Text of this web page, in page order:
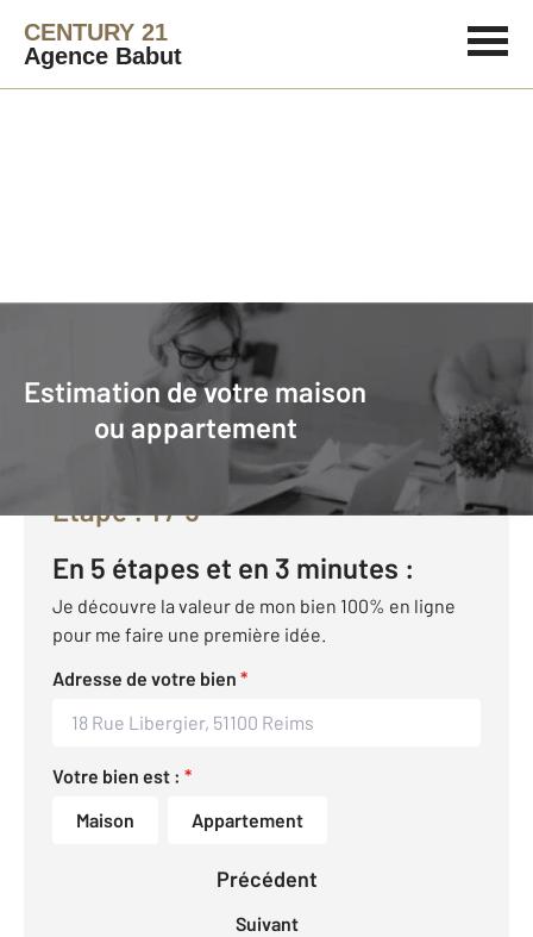
CENTURY 21
Agence Babut
Estimation de votre maison
ou appartement
Vendre avec CENTURY 21 Agence Babut
Faire estimer son bien avec
CENTURY 21 :
Etape :1/ 5
En 5 étapes et en 3 minutes :
Je découvre la valeur de mon bien 100% en ligne
pour me faire une première idée.
Adresse de votre bien *
Votre bien est : *
Maison
Appartement
Précédent
Suivant